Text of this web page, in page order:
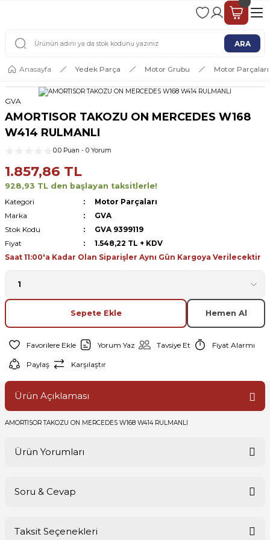
2 - 4 İŞ GÜNÜ İÇERİSİNDE KARGO
ARA
Anasayfa Yedek Parça Motor Grubu Motor Parçaları
GVA
AMORTISOR TAKOZU ON MERCEDES W168
W414 RULMANLI
0.0 Puan - 0 Yorum
1.857,86 TL
928,93 TL den başlayan taksitlerle!
Kategori
Motor Parçaları
Marka
GVA
Stok Kodu
GVA 9399119
Fiyat
1.548,22 TL + KDV
Saat 11:00'a Kadar Olan Siparişler Aynı Gün Kargoya Verilecektir
Sepete Ekle Hemen Al
Yorum Yaz Tavsiye Et Fiyat Alarmı
Paylaş Karşılaştır
Ürün Açıklaması
AMORTISOR TAKOZU ON MERCEDES W168 W414 RULMANLI
Ürün Yorumları
Soru & Cevap
Taksit Seçenekleri